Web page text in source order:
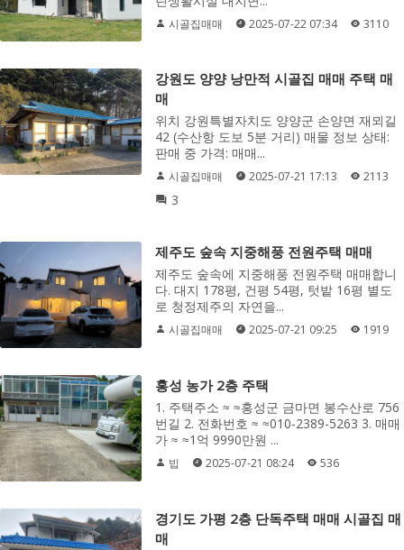
시골집매매 2025-07-22 07:34 3110
강원도 양양 낭만적 시골집 매매 주택 매
매
위치 강원특별자치도 양양군 손양면 재뫼길
42 (수산항 도보 5분 거리) 매물 정보 상태:
판매 중 가격: 매매...
시골집매매 2025-07-21 17:13 2113
3
제주도 숲속 지중해풍 전원주택 매매
제주도 숲속에 지중해풍 전원주택 매매합니
다. 대지 178평, 건평 54평, 텃밭 16평 별도
로 청정제주의 자연을...
시골집매매 2025-07-21 09:25 1919
홍성 농가 2층 주택
1. 주택주소 ≈ ≈홍성군 금마면 봉수산로 756
번길 2. 전화번호 ≈ ≈010-2389-5263 3. 매매
가 ≈ ≈1억 9990만원 ...
빕 2025-07-21 08:24 536
경기도 가평 2층 단독주택 매매 시골집 매
매